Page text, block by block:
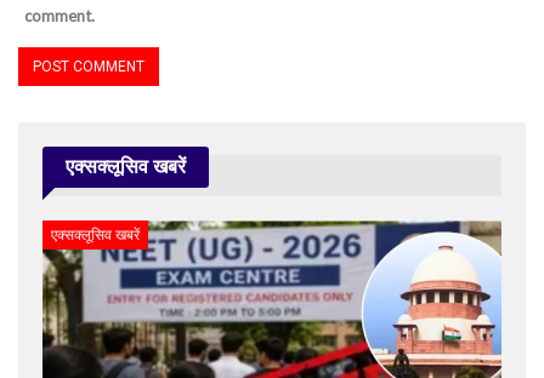
comment.
एक्सक्लूसिव खबरें
एक्सक्लूसिव खबरें